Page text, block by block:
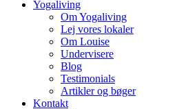
Yogaliving
Om Yogaliving
Lej vores lokaler
Om Louise
Undervisere
Blog
Testimonials
Artikler og bøger
Kontakt